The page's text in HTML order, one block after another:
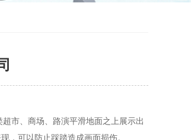
超市、商场、路演平滑地面之上展示出
，可以防止踩踏造成画面损伤。